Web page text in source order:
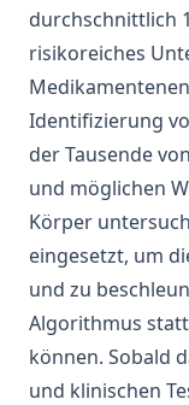
durchschnittlich
risikoreiches
Identifizierung
der Tausende
und möglichen
Körper
eingesetzt, um
und zu
Algorithmus
können. Sobald
und klinischen